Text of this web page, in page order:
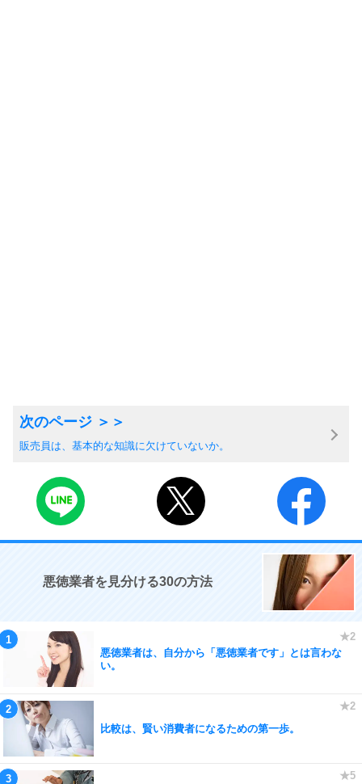
販売員は、基本的な知識に欠けていないか。
悪徳業者を見分ける30の方法
悪徳業者は、自分から「悪徳業者です」とは言わな
い。
比較は、賢い消費者になるための第一歩。